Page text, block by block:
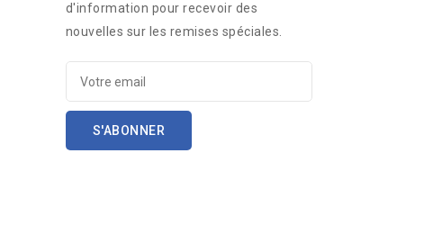
d'information pour recevoir des
nouvelles sur les remises spéciales.